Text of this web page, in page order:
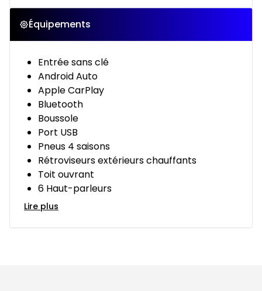
Équipements
Entrée sans clé
Android Auto
Apple CarPlay
Bluetooth
Boussole
Port USB
Pneus 4 saisons
Rétroviseurs extérieurs chauffants
Toit ouvrant
6 Haut-parleurs
Lire plus